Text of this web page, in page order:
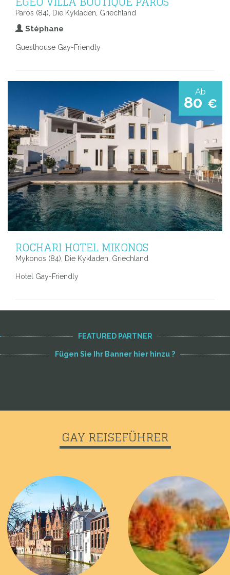
Paros (84), Die Kykladen, Griechland
Stéphane
Guesthouse Gay-Friendly
Ab
80 €
ROCHARI HOTEL MIKONOS
Mykonos (84), Die Kykladen, Griechland
Hotel Gay-Friendly
FEATURED PARTNER
Fügen Sie Ihr Banner hier hinzu ?
GAY REISEFÜHRER